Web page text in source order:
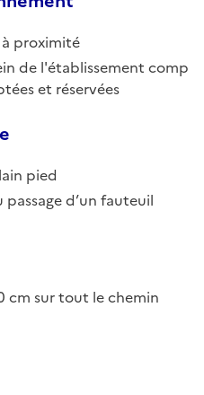
proximité
de l'établissement comp
et réservées
pied
d’un fauteuil
cm sur tout le chemin